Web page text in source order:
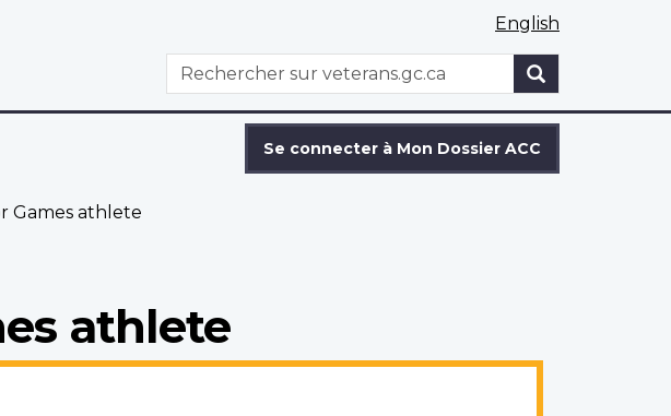
English
WxT
Search
Rechercher
Se connecter à Mon Dossier ACC
Games athlete
athlete